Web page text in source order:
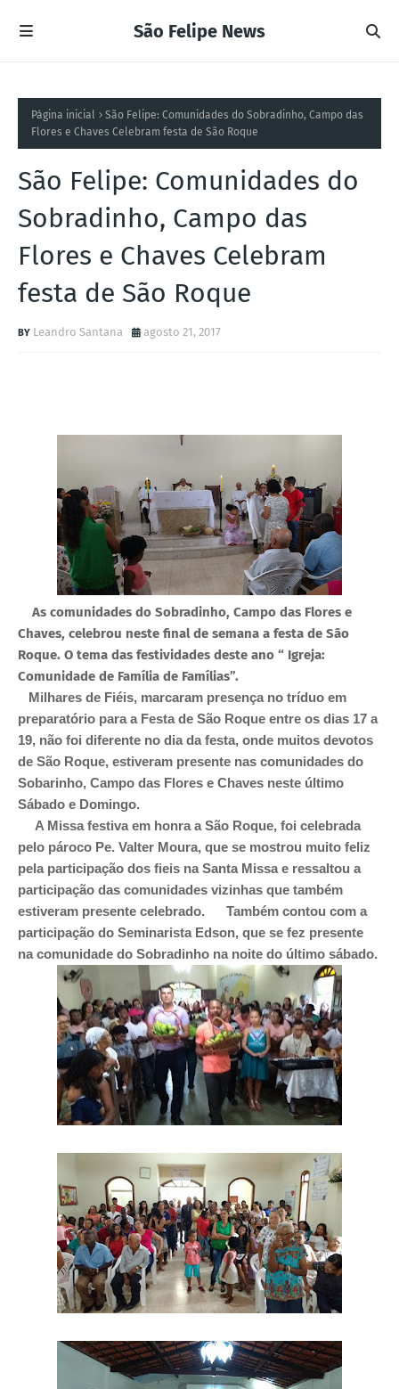
São Felipe News
Página inicial
São Felipe: Comunidades do Sobradinho, Campo das
Flores e Chaves Celebram festa de São Roque
São Felipe: Comunidades do
Sobradinho, Campo das
Flores e Chaves Celebram
festa de São Roque
Leandro Santana agosto 21, 2017
As comunidades do Sobradinho, Campo das Flores e
Chaves, celebrou neste final de semana a festa de São
Roque. O tema das festividades deste ano “ Igreja:
Comunidade de Família de Famílias”.
Milhares de Fiéis, marcaram presença no tríduo em
preparatório para a Festa de São Roque entre os dias 17 a
19, não foi diferente no dia da festa, onde muitos devotos
de São Roque, estiveram presente nas comunidades do
Sobarinho, Campo das Flores e Chaves neste último
Sábado e Domingo.
A Missa festiva em honra a São Roque, foi celebrada
pelo pároco Pe. Valter Moura, que se mostrou muito feliz
pela participação dos fieis na Santa Missa e ressaltou a
participação das comunidades vizinhas que também
estiveram presente celebrado. Também contou com a
participação do Seminarista Edson, que se fez presente
na comunidade do Sobradinho na noite do último sábado.